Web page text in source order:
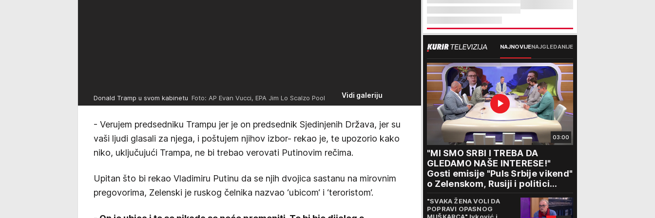
Vidi galeriju
Donald Tramp u svom kabinetu Foto: AP Evan Vucci, EPA Jim Lo Scalzo Pool
- Verujem predsedniku Trampu jer je on predsednik Sjedinjenih Država, jer su
vaši ljudi glasali za njega, i poštujem njihov izbor- rekao je, te upozorio kako
niko, uključujući Trampa, ne bi trebao verovati Putinovim rečima.
Upitan što bi rekao Vladimiru Putinu da se njih dvojica sastanu na mirovnim
pregovorima, Zelenski je ruskog čelnika nazvao ‘ubicom‘ i ‘teroristom‘.
NAJNOVIJENAJGLEDANIJE
03:00
"MI SMO SRBI I TREBA DA
GLEDAMO NAŠE INTERESE!"
Gosti emisije "Puls Srbije vikend"
o Zelenskom, Rusiji i politici
Beograda: "Srbija sedi na svojoj
stolici"
"SVAKA ŽENA VOLI DA
POPRAVI OPASNOG
MUŠKARCA" Ivković i